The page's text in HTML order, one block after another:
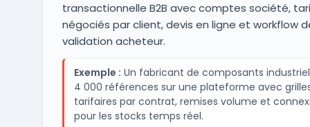
transactionnelle B2B avec comptes société,
négociés par client, devis en ligne et workflow
validation acheteur.
Exemple : Un fabricant de composants
4 000 références sur une plateforme avec
tarifaires par contrat, remises volume et
pour les stocks temps réel.